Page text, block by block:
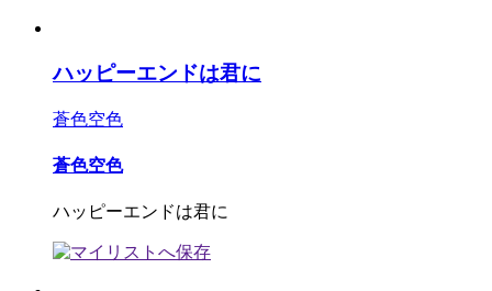
ハッピーエンドは君に
蒼色空色
蒼色空色
ハッピーエンドは君に